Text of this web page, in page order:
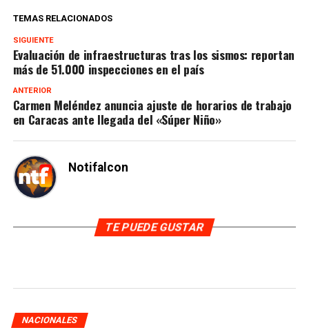
TEMAS RELACIONADOS
SIGUIENTE
Evaluación de infraestructuras tras los sismos: reportan
más de 51.000 inspecciones en el país
ANTERIOR
Carmen Meléndez anuncia ajuste de horarios de trabajo
en Caracas ante llegada del «Súper Niño»
Notifalcon
TE PUEDE GUSTAR
NACIONALES